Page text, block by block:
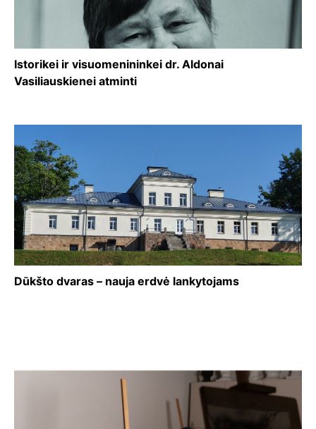
Istorikei ir visuomenininkei dr. Aldonai
Vasiliauskienei atminti
Dūkšto dvaras – nauja erdvė lankytojams